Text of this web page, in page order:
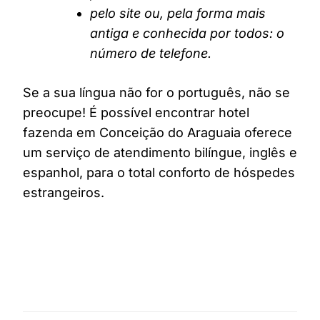
pelo site ou, pela forma mais
antiga e conhecida por todos: o
número de telefone.
Se a sua língua não for o português, não se
preocupe! É possível encontrar hotel
fazenda em Conceição do Araguaia oferece
um serviço de atendimento bilíngue, inglês e
espanhol, para o total conforto de hóspedes
estrangeiros.